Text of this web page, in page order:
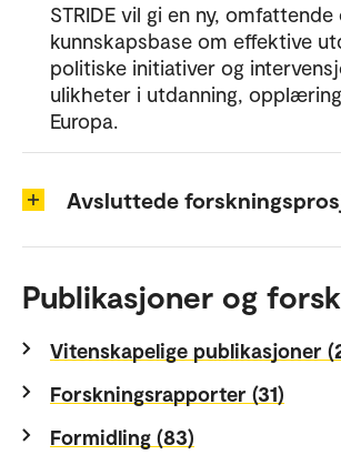
STRIDE vil gi en ny,
kunnskapsbase om effektive
politiske initiativer og
ulikheter i utdanning,
Europa.
Avsluttede
Publikasjoner og
Vitenskapelige publikasjoner
Forskningsrapporter (31)
Formidling (83)